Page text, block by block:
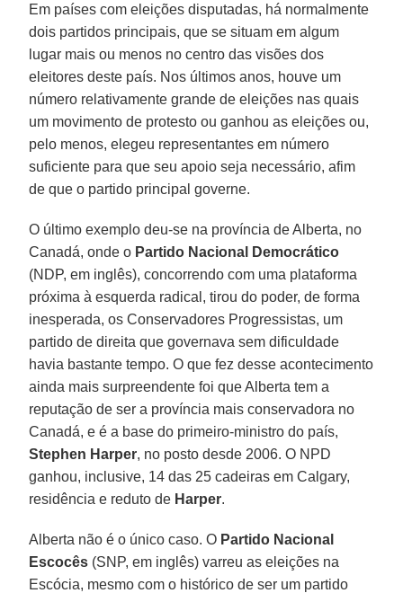
Em países com eleições disputadas, há normalmente
dois partidos principais, que se situam em algum
lugar mais ou menos no centro das visões dos
eleitores deste país. Nos últimos anos, houve um
número relativamente grande de eleições nas quais
um movimento de protesto ou ganhou as eleições ou,
pelo menos, elegeu representantes em número
suficiente para que seu apoio seja necessário, afim
de que o partido principal governe.
O último exemplo deu-se na província de Alberta, no
Canadá, onde o Partido Nacional Democrático
(NDP, em inglês), concorrendo com uma plataforma
próxima à esquerda radical, tirou do poder, de forma
inesperada, os Conservadores Progressistas, um
partido de direita que governava sem dificuldade
havia bastante tempo. O que fez desse acontecimento
ainda mais surpreendente foi que Alberta tem a
reputação de ser a província mais conservadora no
Canadá, e é a base do primeiro-ministro do país,
Stephen Harper, no posto desde 2006. O NPD
ganhou, inclusive, 14 das 25 cadeiras em Calgary,
residência e reduto de Harper.
Alberta não é o único caso. O Partido Nacional
Escocês (SNP, em inglês) varreu as eleições na
Escócia, mesmo com o histórico de ser um partido